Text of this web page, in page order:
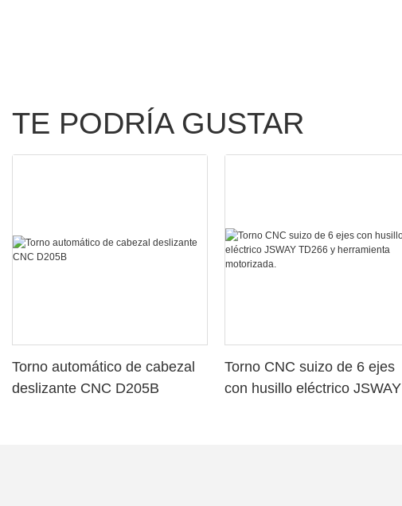
TE PODRÍA GUSTAR
Torno automático de cabezal
deslizante CNC D205B
Torno CNC suizo de 6 ejes
con husillo eléctrico JSWAY